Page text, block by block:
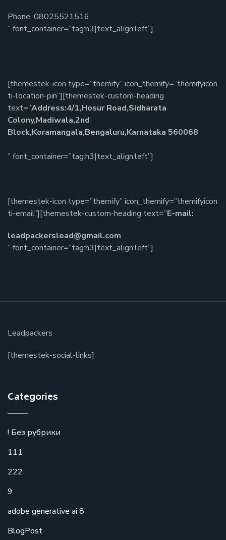
Phone: 08025521516
” font_container=”tag:h3|text_align:left”]
[themestek-icon type=”themify” icon_themify=”themifyicon
ti-location-pin”][themestek-custom-heading
text=”Address:4/1,Hosur Road,Sidharata
Colony,Madiwala,2nd
Block,Koramangala,Bengaluru,Karnataka 560068
” font_container=”tag:h3|text_align:left”]
[themestek-icon type=”themify” icon_themify=”themifyicon
ti-email”][themestek-custom-heading text=”E-mail:
leadpackerslead@gmail.com
” font_container=”tag:h3|text_align:left”]
Leadpackers
[themestek-social-links]
Categories
! Без рубрики
111
222
9
adobe generative ai 8
BlogPost